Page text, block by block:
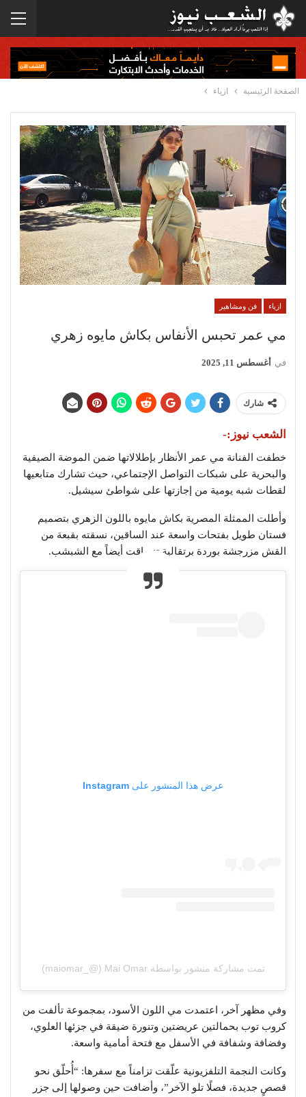
الصفحة الرئيسية ازياء
ازياء فن ومشاهير
مي عمر تحبس الأنفاس بكاش مايوه زهري
في أغسطس 11, 2025
شارك
الشعب نيوز:-
خطفت الفنانة مي عمر الأنظار بإطلالاتها ضمن الموضة الصيفية
والبحرية على شبكات التواصل الإجتماعي، حيث تشارك متابعيها
لقطات شبه يومية من إجازتها على شواطئ سيشيل.
وأطلت الممثلة المصرية بكاش مايوه باللون الزهري بتصميم
فستان طويل بفتحات واسعة عند الساقين، نسقته بقبعة من
القش مزرجشة بوردة برتقالية تنساقت أيضاً مع الشبشب.
عرض هذا المنشور على Instagram
تمت مشاركة منشور بواسطة ‏‎Mai Omar‎‏ (@‏‎maiomar_‎‏)
وفي مظهر آخر، اعتمدت مي اللون الأسود، بمجموعة تألفت من
كروب توب بحمالتين عريضتين وتنورة ضيقة في جزئها العلوي،
وفضافة وشفافة في الأسفل مع فتحة أمامية واسعة.
وكانت النجمة التلفزيونية علّقت تزامناً مع سفرها: “أُحلّق نحو
قصصٍ جديدة، فصلًا تلو الآخر”، وأضافت حين وصولها إلى جزر